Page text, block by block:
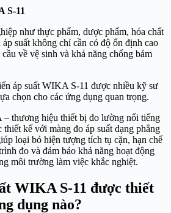
S-11
như thực phẩm, dược phẩm, hóa chất
suất không chỉ cần có độ ổn định cao
về vệ sinh và khả năng chống bám
áp suất WIKA S-11 được nhiều kỹ sư
chọn cho các ứng dụng quan trọng.
thương hiệu thiết bị đo lường nổi tiếng
kế với màng đo áp suất dạng phẳng
loại bỏ hiện tượng tích tụ cặn, hạn chế
đo và đảm bảo khả năng hoạt động
môi trường làm việc khắc nghiệt.
WIKA S-11 được thiết
dụng nào?